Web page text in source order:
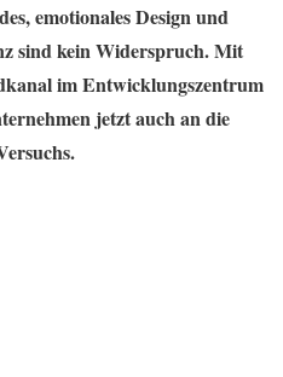
emotionales Design und
sind kein Widerspruch. Mit
im Entwicklungszentrum
jetzt auch an die